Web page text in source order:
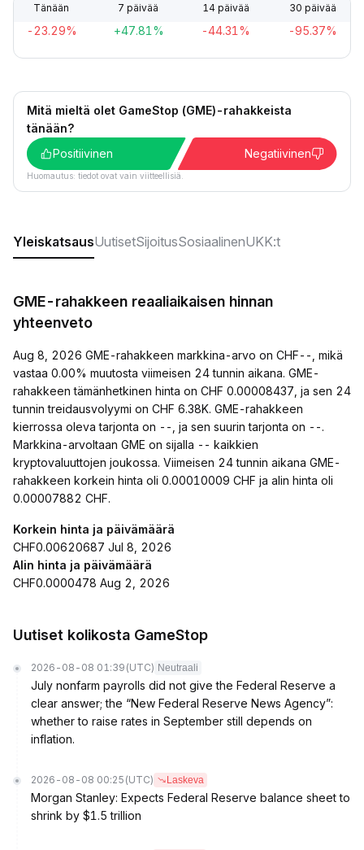
Tänään 7 päivää 14 päivää 30 päivää
-23.29% +47.81% -44.31% -95.37%
Mitä mieltä olet GameStop (GME)-rahakkeista
tänään?
Positiivinen
Negatiivinen
Huomautus: tiedot ovat vain viitteellisiä.
YleiskatsausUutisetSijoitusSosiaalinenUKK:t
GME-rahakkeen reaaliaikaisen hinnan
yhteenveto
Aug 8, 2026 GME-rahakkeen markkina-arvo on CHF--, mikä
vastaa 0.00% muutosta viimeisen 24 tunnin aikana. GME-
rahakkeen tämänhetkinen hinta on CHF 0.00008437, ja sen 24
tunnin treidausvolyymi on CHF 6.38K. GME-rahakkeen
kierrossa oleva tarjonta on --, ja sen suurin tarjonta on --.
Markkina-arvoltaan GME on sijalla -- kaikkien
kryptovaluuttojen joukossa. Viimeisen 24 tunnin aikana GME-
rahakkeen korkein hinta oli 0.00010009 CHF ja alin hinta oli
0.00007882 CHF.
Korkein hinta ja päivämäärä
CHF0.00620687 Jul 8, 2026
Alin hinta ja päivämäärä
CHF0.0000478 Aug 2, 2026
Uutiset kolikosta GameStop
2026-08-08 01:39 (UTC) Neutraali
July nonfarm payrolls did not give the Federal Reserve a
clear answer; the “New Federal Reserve News Agency”:
whether to raise rates in September still depends on
inflation.
2026-08-08 00:25 (UTC) Laskeva
Morgan Stanley: Expects Federal Reserve balance sheet to
shrink by $1.5 trillion